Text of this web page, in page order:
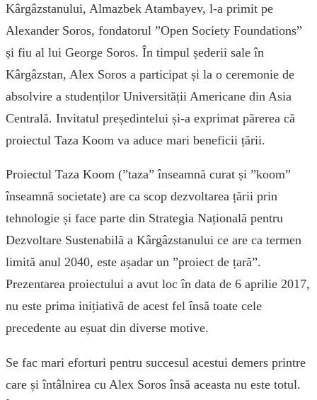
Kârgâzstanului, Almazbek Atambayev, l-a primit pe
Alexander Soros, fondatorul ”Open Society Foundations”
și fiu al lui George Soros. În timpul șederii sale în
Kârgâzstan, Alex Soros a participat și la o ceremonie de
absolvire a studenților Universității Americane din Asia
Centrală. Invitatul președintelui și-a exprimat părerea că
proiectul Taza Koom va aduce mari beneficii țării.
Proiectul Taza Koom (”taza” înseamnă curat și ”koom”
înseamnă societate) are ca scop dezvoltarea țării prin
tehnologie și face parte din Strategia Națională pentru
Dezvoltare Sustenabilă a Kârgâzstanului ce are ca termen
limită anul 2040, este așadar un ”proiect de țară”.
Prezentarea proiectului a avut loc în data de 6 aprilie 2017,
nu este prima inițiativă de acest fel însă toate cele
precedente au eșuat din diverse motive.
Se fac mari eforturi pentru succesul acestui demers printre
care și întâlnirea cu Alex Soros însă aceasta nu este totul.